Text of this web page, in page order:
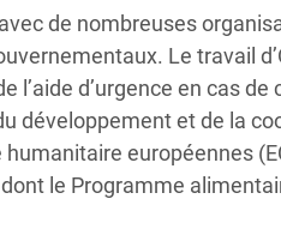
accèdent à des
pour agir afin de
de nombreuses
Le travail
d’urgence en cas de
développement et de la
européennes
le Programme